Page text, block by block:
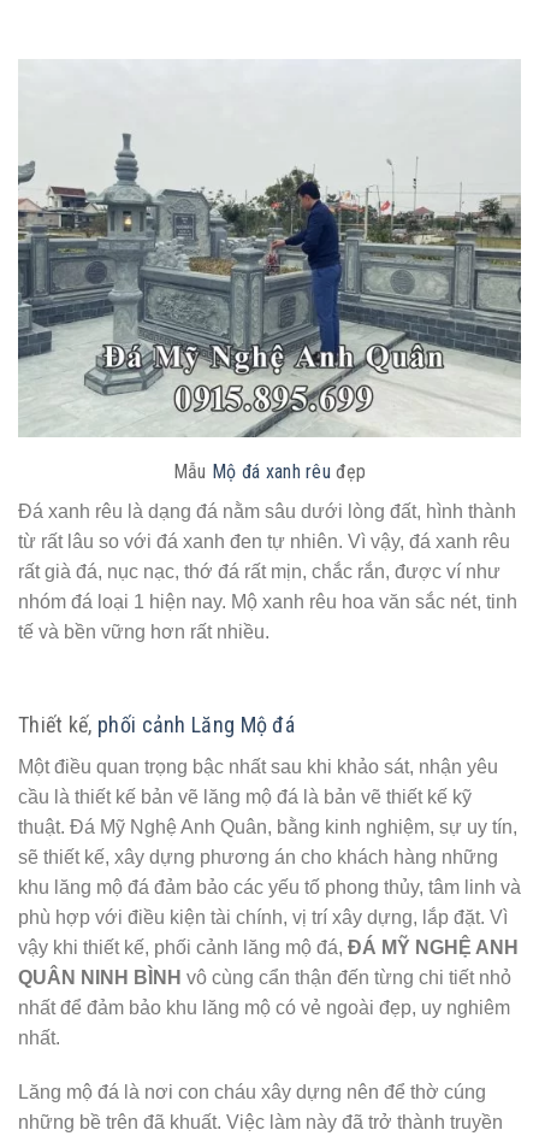
Mẫu Mộ đá xanh rêu đẹp
Đá xanh rêu là dạng đá nằm sâu dưới lòng đất, hình thành
từ rất lâu so với đá xanh đen tự nhiên. Vì vậy, đá xanh rêu
rất già đá, nục nạc, thớ đá rất mịn, chắc rắn, được ví như
nhóm đá loại 1 hiện nay. Mộ xanh rêu hoa văn sắc nét, tinh
tế và bền vững hơn rất nhiều.
Thiết kế, phối cảnh Lăng Mộ đá
Một điều quan trọng bậc nhất sau khi khảo sát, nhận yêu
cầu là thiết kế bản vẽ lăng mộ đá là bản vẽ thiết kế kỹ
thuật. Đá Mỹ Nghệ Anh Quân, bằng kinh nghiệm, sự uy tín,
sẽ thiết kế, xây dựng phương án cho khách hàng những
khu lăng mộ đá đảm bảo các yếu tố phong thủy, tâm linh và
phù hợp với điều kiện tài chính, vị trí xây dựng, lắp đặt. Vì
vậy khi thiết kế, phối cảnh lăng mộ đá, ĐÁ MỸ NGHỆ ANH
QUÂN NINH BÌNH vô cùng cẩn thận đến từng chi tiết nhỏ
nhất để đảm bảo khu lăng mộ có vẻ ngoài đẹp, uy nghiêm
nhất.
Lăng mộ đá là nơi con cháu xây dựng nên để thờ cúng
những bề trên đã khuất. Việc làm này đã trở thành truyền